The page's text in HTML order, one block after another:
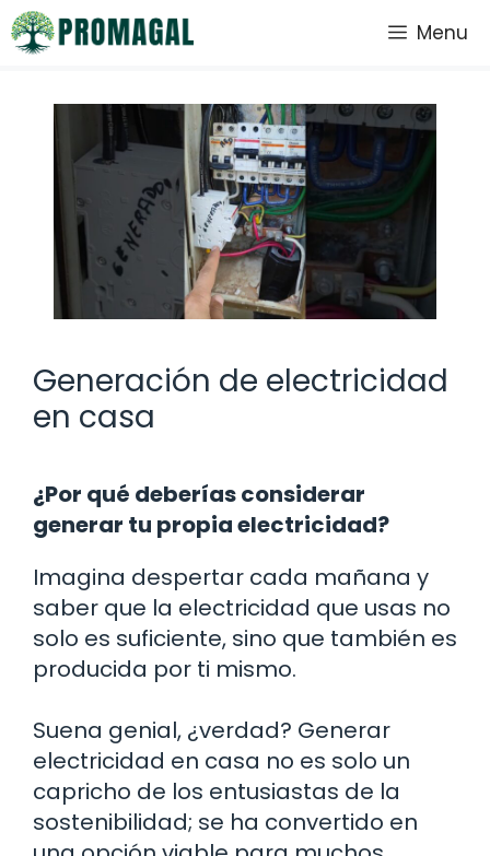
Saltar
al
Menu
Generación de electricidad
en casa
¿Por qué deberías considerar
generar tu propia electricidad?
Imagina despertar cada mañana y
saber que la electricidad que usas no
solo es suficiente, sino que también es
producida por ti mismo.
Suena genial, ¿verdad? Generar
electricidad en casa no es solo un
capricho de los entusiastas de la
sostenibilidad; se ha convertido en